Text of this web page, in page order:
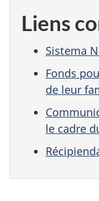
Liens
Sistema
Fonds
de leur
le cadre